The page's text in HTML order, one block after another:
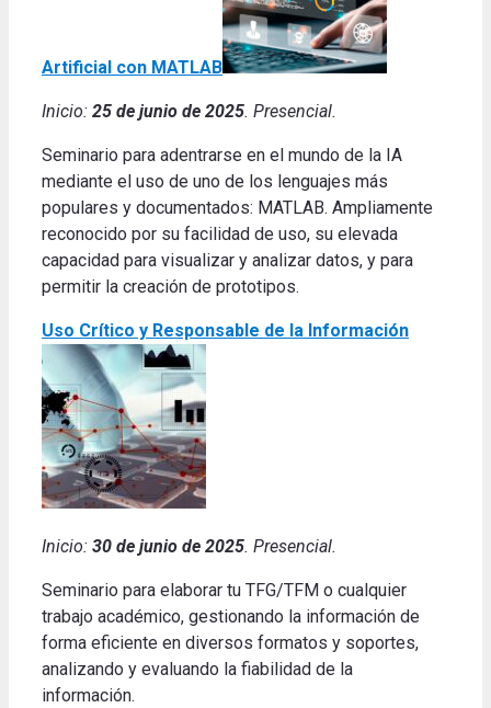
Artificial con MATLAB
Inicio: 25 de junio de 2025. Presencial.
Seminario para adentrarse en el mundo de la IA
mediante el uso de uno de los lenguajes más
populares y documentados: MATLAB. Ampliamente
reconocido por su facilidad de uso, su elevada
capacidad para visualizar y analizar datos, y para
permitir la creación de prototipos.
Uso Crítico y Responsable de la Información
Inicio: 30 de junio de 2025. Presencial.
Seminario para elaborar tu TFG/TFM o cualquier
trabajo académico, gestionando la información de
forma eficiente en diversos formatos y soportes,
analizando y evaluando la fiabilidad de la
información.